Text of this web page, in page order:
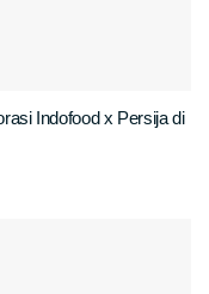
Indofood x Persija di